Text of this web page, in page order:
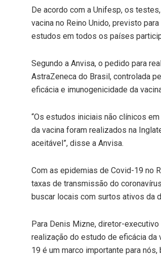
De acordo com a Unifesp, os
vacina no Reino Unido, previsto
estudos em todos os países
Segundo a Anvisa, o pedido para
AstraZeneca do Brasil, controlada
eficácia e imunogenicidade da
“Os estudos iniciais não clínicos
da vacina foram realizados na
aceitável”, disse a Anvisa.
Com as epidemias de Covid-19 no
taxas de transmissão do
buscar locais com surtos ativos da
Para Denis Mizne, diretor-
realização do estudo de eficácia da
19 é um marco importante para